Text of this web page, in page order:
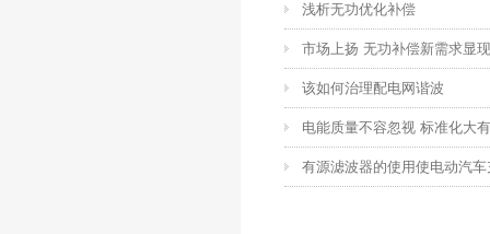
浅析无功优化补偿
市场上扬 无功补偿新需求显现
该如何治理配电网谐波
电能质量不容忽视 标准化大
有源滤波器的使用使电动汽